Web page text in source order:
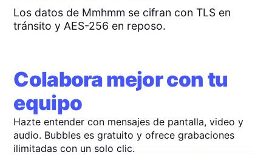
Los datos de Mmhmm se cifran con TLS en
tránsito y AES-256 en reposo.
Colabora mejor con tu
equipo
Hazte entender con mensajes de pantalla, video y
audio. Bubbles es gratuito y ofrece grabaciones
ilimitadas con un solo clic.